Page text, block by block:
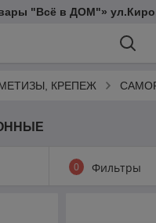
"Всё в ДОМ"»
КРЕПЕЖ
0 Фильтры